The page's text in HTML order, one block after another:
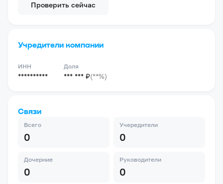
Проверить сейчас
Учредители компании
ИНН
**********
Доля
*** *** ₽(**%)
Связи
Всего
0
Учередители
0
Дочерние
0
Руководители
0